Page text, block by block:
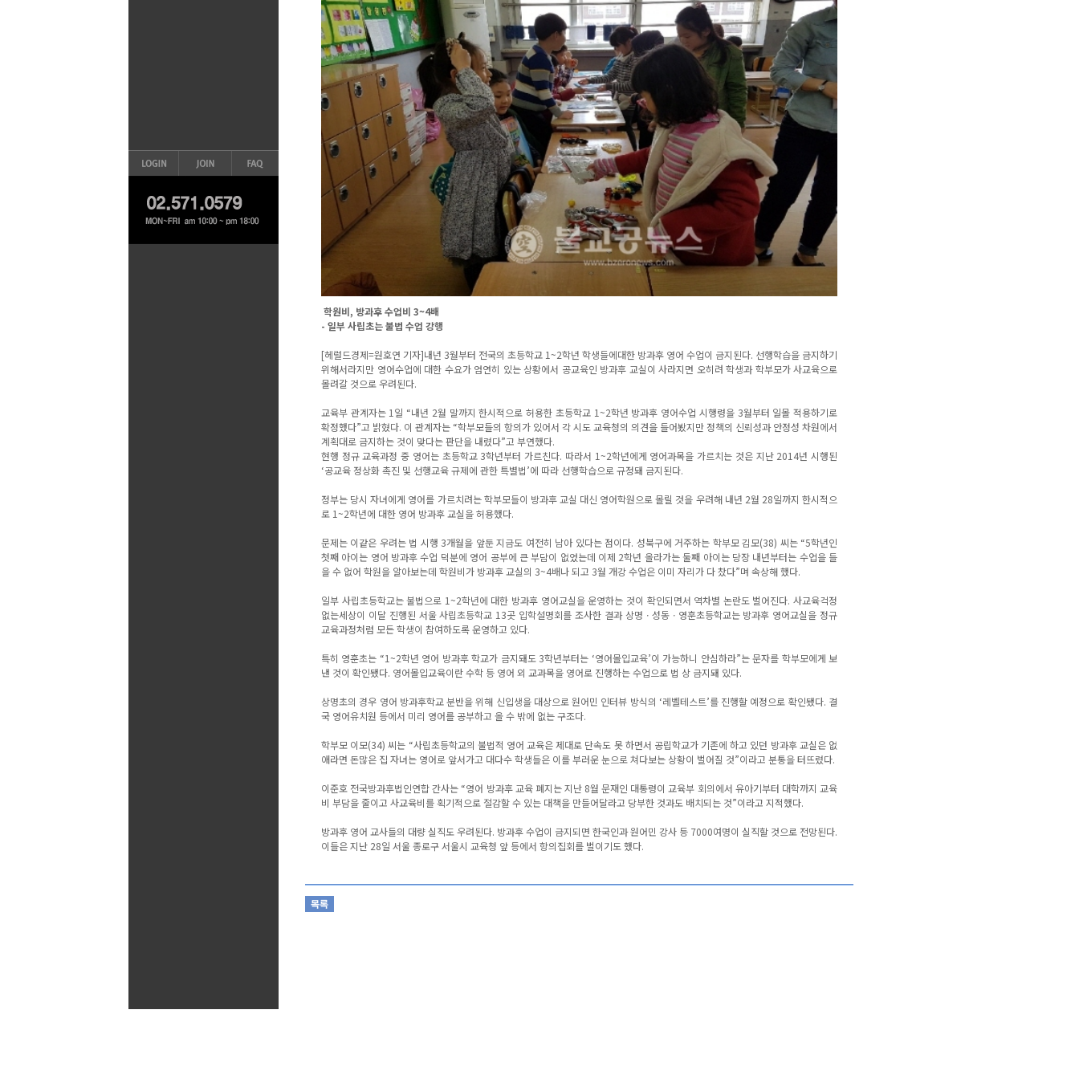
학원비, 방과후 수업비 3~4배
- 일부 사립초는 불법 수업 강행
[헤럴드경제=원호연 기자]내년 3월부터 전국의 초등학교 1~2학년 학생들에대한 방과후 영어 수업이 금지된다. 선행학습을 금지하기
위해서라지만 영어수업에 대한 수요가 엄연히 있는 상황에서 공교육인 방과후 교실이 사라지면 오히려 학생과 학부모가 사교육으로
몰려갈 것으로 우려된다.
교육부 관계자는 1일 “내년 2월 말까지 한시적으로 허용한 초등학교 1~2학년 방과후 영어수업 시행령을 3월부터 일몰 적용하기로
확정했다”고 밝혔다. 이 관계자는 “학부모들의 항의가 있어서 각 시도 교육청의 의견을 들어봤지만 정책의 신뢰성과 안정성 차원에서
계획대로 금지하는 것이 맞다는 판단을 내렸다”고 부연했다.
현행 정규 교육과정 중 영어는 초등학교 3학년부터 가르친다. 따라서 1~2학년에게 영어과목을 가르치는 것은 지난 2014년 시행된
‘공교육 정상화 촉진 및 선행교육 규제에 관한 특별법’에 따라 선행학습으로 규정돼 금지된다.
정부는 당시 자녀에게 영어를 가르치려는 학부모들이 방과후 교실 대신 영어학원으로 몰릴 것을 우려해 내년 2월 28일까지 한시적으
로 1~2학년에 대한 영어 방과후 교실을 허용했다.
문제는 이같은 우려는 법 시행 3개월을 앞둔 지금도 여전히 남아 있다는 점이다. 성북구에 거주하는 학부모 김모(38) 씨는 “5학년인
첫째 아이는 영어 방과후 수업 덕분에 영어 공부에 큰 부담이 없었는데 이제 2학년 올라가는 둘째 아이는 당장 내년부터는 수업을 들
을 수 없어 학원을 알아보는데 학원비가 방과후 교실의 3~4배나 되고 3월 개강 수업은 이미 자리가 다 찼다”며 속상해 했다.
일부 사립초등학교는 불법으로 1~2학년에 대한 방과후 영어교실을 운영하는 것이 확인되면서 역차별 논란도 벌어진다. 사교육걱정
없는세상이 이달 진행된 서울 사립초등학교 13곳 입학설명회를 조사한 결과 상명ㆍ성동ㆍ영훈초등학교는 방과후 영어교실을 정규
교육과정처럼 모든 학생이 참여하도록 운영하고 있다.
특히 영훈초는 “1~2학년 영어 방과후 학교가 금지돼도 3학년부터는 ‘영어몰입교육’이 가능하니 안심하라”는 문자를 학부모에게 보
낸 것이 확인됐다. 영어몰입교육이란 수학 등 영어 외 교과목을 영어로 진행하는 수업으로 법 상 금지돼 있다.
상명초의 경우 영어 방과후학교 분반을 위해 신입생을 대상으로 원어민 인터뷰 방식의 ‘레벨테스트’를 진행할 예정으로 확인됐다. 결
국 영어유치원 등에서 미리 영어를 공부하고 올 수 밖에 없는 구조다.
학부모 이모(34) 씨는 “사립초등학교의 불법적 영어 교육은 제대로 단속도 못 하면서 공립학교가 기존에 하고 있던 방과후 교실은 없
애라면 돈많은 집 자녀는 영어로 앞서가고 대다수 학생들은 이를 부러운 눈으로 쳐다보는 상황이 벌어질 것”이라고 분통을 터뜨렸다.
이준호 전국방과후법인연합 간사는 “영어 방과후 교육 폐지는 지난 8월 문재인 대통령이 교육부 회의에서 유아기부터 대학까지 교육
비 부담을 줄이고 사교육비를 획기적으로 절감할 수 있는 대책을 만들어달라고 당부한 것과도 배치되는 것”이라고 지적했다.
방과후 영어 교사들의 대량 실직도 우려된다. 방과후 수업이 금지되면 한국인과 원어민 강사 등 7000여명이 실직할 것으로 전망된다.
이들은 지난 28일 서울 종로구 서울시 교육청 앞 등에서 항의집회를 벌이기도 했다.